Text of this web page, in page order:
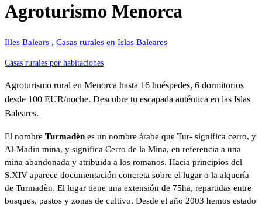
Agroturismo Menorca
Illes Balears , Casas rurales en Islas Baleares
Casas rurales por habitaciones
Agroturismo rural en Menorca hasta 16 huéspedes, 6 dormitorios
desde 100 EUR/noche. Descubre tu escapada auténtica en las Islas
Baleares.
El nombre Turmadèn es un nombre árabe que Tur- significa cerro, y
Al-Madin mina, y significa Cerro de la Mina, en referencia a una
mina abandonada y atribuida a los romanos. Hacia principios del
S.XIV aparece documentación concreta sobre el lugar o la alquería
de Turmadèn. El lugar tiene una extensión de 75ha, repartidas entre
bosques, pastos y zonas de cultivo. Desde el año 2003 hemos estado